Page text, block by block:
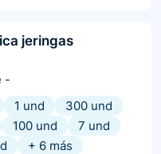
jeringas
-
1 und
300 und
100 und
7 und
+ 6 más